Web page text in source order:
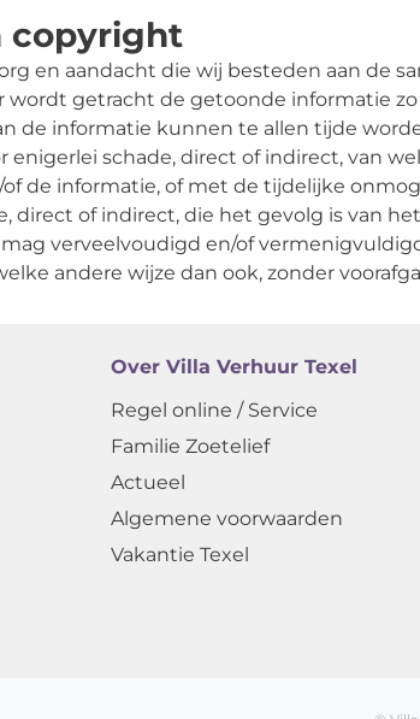
copyright
en aandacht die wij besteden aan de
wordt getracht de getoonde informatie
de informatie kunnen te allen tijde
enigerlei schade, direct of indirect, van
de informatie, of met de tijdelijke
direct of indirect, die het gevolg is van
verveelvoudigd en/of
andere wijze dan ook, zonder
Over Villa Verhuur Texel
Regel online / Service
Familie Zoetelief
Actueel
Algemene voorwaarden
Vakantie Texel